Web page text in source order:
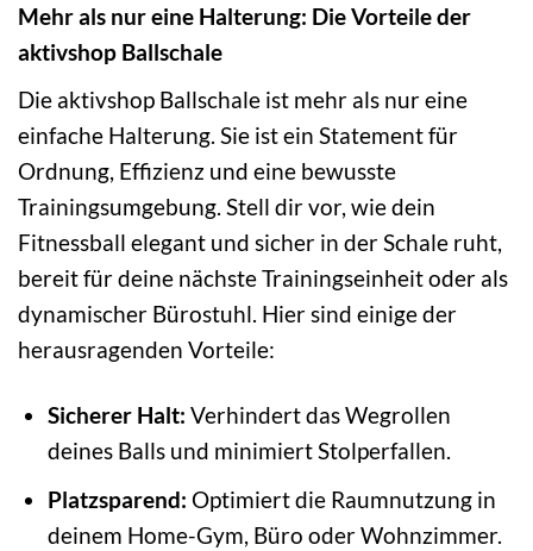
Mehr als nur eine Halterung: Die Vorteile der
aktivshop Ballschale
Die aktivshop Ballschale ist mehr als nur eine
einfache Halterung. Sie ist ein Statement für
Ordnung, Effizienz und eine bewusste
Trainingsumgebung. Stell dir vor, wie dein
Fitnessball elegant und sicher in der Schale ruht,
bereit für deine nächste Trainingseinheit oder als
dynamischer Bürostuhl. Hier sind einige der
herausragenden Vorteile:
Sicherer Halt: Verhindert das Wegrollen
deines Balls und minimiert Stolperfallen.
Platzsparend: Optimiert die Raumnutzung in
deinem Home-Gym, Büro oder Wohnzimmer.